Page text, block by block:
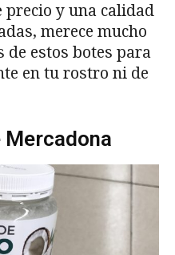
precio y una calidad
merece mucho
de estos botes para
en tu rostro ni de